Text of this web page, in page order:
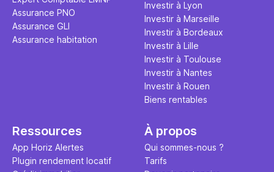
Assurance PNO
Assurance GLI
Assurance habitation
Investir à Lyon
Investir à Marseille
Investir à Bordeaux
Investir à Lille
Investir à Toulouse
Investir à Nantes
Investir à Rouen
Biens rentables
Ressources
App Horiz Alertes
Plugin rendement locatif
À propos
Qui sommes-nous ?
Tarifs